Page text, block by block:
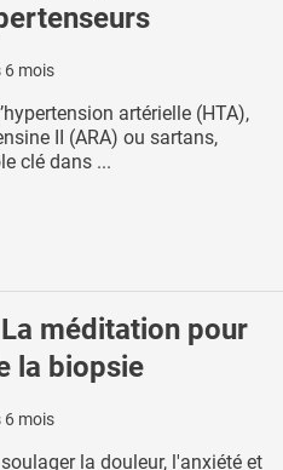
6 mois
artérielle (HTA),
II (ARA) ou sartans,
clé dans ...
La méditation pour
la biopsie
6 mois
la douleur, l'anxiété et